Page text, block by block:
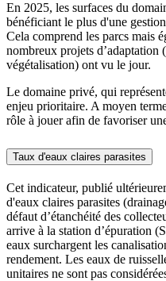
En 2025, les surfaces du
bénéficiant le plus d'une
Cela comprend les parcs mais
nombreux projets d’adaptation
végétalisation) ont vu le jour.
Le domaine privé, qui
enjeu prioritaire. A moyen
rôle à jouer afin de favoriser
Taux d'eaux claires parasites
Cet indicateur, publié
d'eaux claires parasites
défaut d’étanchéité des
arrive à la station d’épuration
eaux surchargent les
rendement. Les eaux de
unitaires ne sont pas